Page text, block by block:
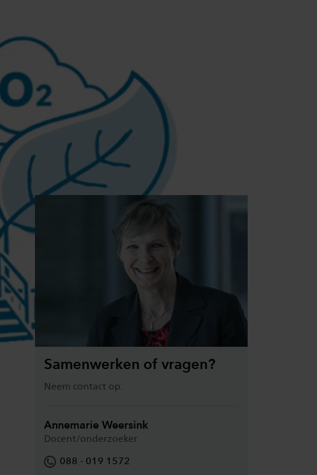
Samenwerken of vragen?
Neem contact op.
Annemarie Weersink
Docent/onderzoeker
088 - 019 1572